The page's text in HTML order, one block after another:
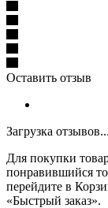
Оставить отзыв
Загрузка отзывов...
Для покупки
понравившийся
перейдите в
«Быстрый заказ».